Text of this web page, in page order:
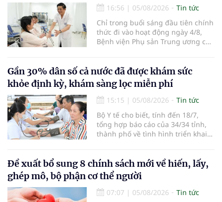
đường bay nội địa và quốc tế.
16:56 | 05/08/2026
Tin tức
Chỉ trong buổi sáng đầu tiên chính
thức đi vào hoạt động ngày 4/8,
Bệnh viện Phụ sản Trung ương cơ
em bé đầu tiên chào đời.
Gần 30% dân số cả nước đã được khám sức
khỏe định kỳ, khám sàng lọc miễn phí
15:15 | 05/08/2026
Tin tức
Bộ Y tế cho biết, tính đến 18/7,
tổng hợp báo cáo của 34/34 tỉnh,
thành phố về tình hình triển khai
nhận 32.286.360 người, chiếm gần
30% dân số cả nước đã được khám
sức khỏe định kỳ năm nay.
Đề xuất bổ sung 8 chính sách mới về hiến, lấy,
ghép mô, bộ phận cơ thể người
07:07 | 05/08/2026
Tin tức